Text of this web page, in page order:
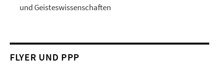
und Geisteswissenschaften
FLYER UND PPP